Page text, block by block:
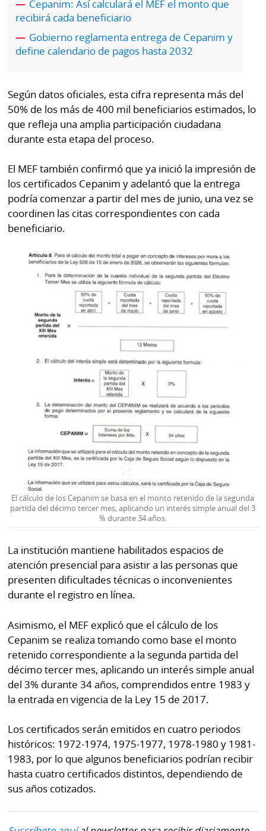
Metro
por
Metro
Panamá
Tus
Tiquetes
KM
Corprensa
Mi
Diario
Club
La
Prensa
Busca
Hoy
Hoy
⌾
Picante
Repregunta
⌾
Tal
Cual
Sabrina
Cepanim: Así calculará el MEF el monto que
recibirá cada beneficiario
Gobierno reglamenta entrega de Cepanim y
define calendario de pagos hasta 2032
Según datos oficiales, esta cifra representa más del
50% de los más de 400 mil beneficiarios estimados, lo
que refleja una amplia participación ciudadana
durante esta etapa del proceso.
El MEF también confirmó que ya inició la impresión de
los certificados Cepanim y adelantó que la entrega
podría comenzar a partir del mes de junio, una vez se
coordinen las citas correspondientes con cada
beneficiario.
El cálculo de los Cepanim se basa en el monto retenido de la segunda
partida del décimo tercer mes, aplicando un interés simple anual del 3
% durante 34 años.
La institución mantiene habilitados espacios de
atención presencial para asistir a las personas que
presenten dificultades técnicas o inconvenientes
durante el registro en línea.
Asimismo, el MEF explicó que el cálculo de los
Cepanim se realiza tomando como base el monto
retenido correspondiente a la segunda partida del
décimo tercer mes, aplicando un interés simple anual
del 3% durante 34 años, comprendidos entre 1983 y
la entrada en vigencia de la Ley 15 de 2017.
Los certificados serán emitidos en cuatro periodos
históricos: 1972-1974, 1975-1977, 1978-1980 y 1981-
1983, por lo que algunos beneficiarios podrían recibir
hasta cuatro certificados distintos, dependiendo de
sus años cotizados.